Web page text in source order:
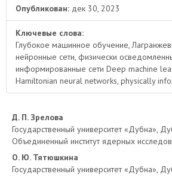
Опубликован: дек 30, 2023
Ключевые слова:
Глубокое машинное обучение,
нейронные сети, физически
информированные сети Deep machine
Hamiltonian neural networks, physically
Основное
содержимое
статьи
Д. П. Зрелова
Государственный университет «Дубна»,
Объединенный институт ядерных
О. Ю. Тятюшкина
Государственный университет «Дубна»,